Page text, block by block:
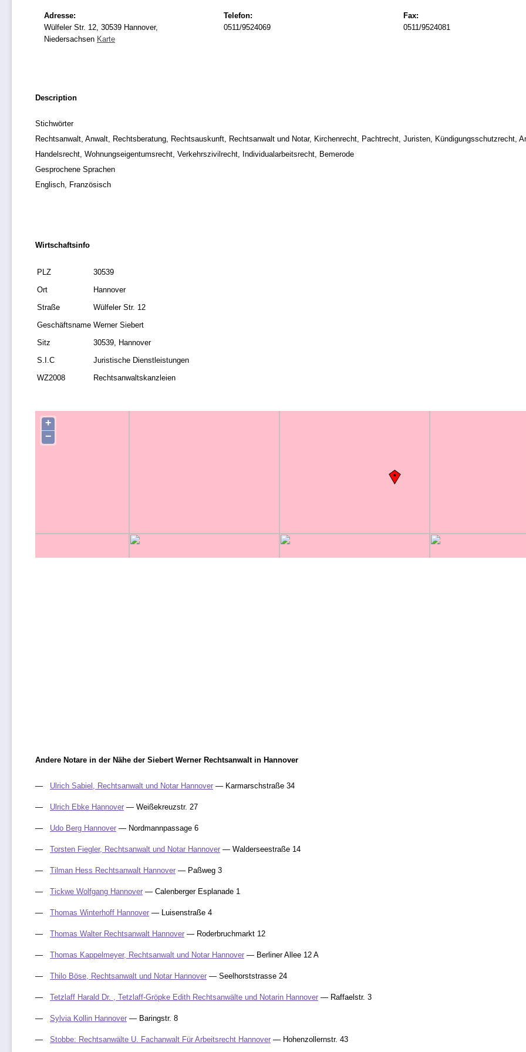
Adresse:
Wülfeler Str. 12, 30539 Hannover,
Niedersachsen Karte
Telefon:
0511/9524069
Fax:
0511/9524081
Description
Stichwörter
Rechtsanwalt, Anwalt, Rechtsberatung, Rechtsauskunft, Rechtsanwalt und Notar, Kirchenrecht, Pachtrecht, Juristen, Kündigungsschutzrecht,
Handelsrecht, Wohnungseigentumsrecht, Verkehrszivilrecht, Individualarbeitsrecht, Bemerode
Gesprochene Sprachen
Englisch, Französisch
Wirtschaftsinfo
PLZ
30539
Ort
Hannover
Straße
Wülfeler Str. 12
Geschäftsname Werner Siebert
Sitz
30539, Hannover
S.I.C
Juristische Dienstleistungen
WZ2008
Rechtsanwaltskanzleien
+
−
Andere Notare in der Nähe der Siebert Werner Rechtsanwalt in Hannover
Ulrich Sabiel, Rechtsanwalt und Notar Hannover — Karmarschstraße 34
Ulrich Ebke Hannover — Weißekreuzstr. 27
Udo Berg Hannover — Nordmannpassage 6
Torsten Fiegler, Rechtsanwalt und Notar Hannover — Walderseestraße 14
Tilman Hess Rechtsanwalt Hannover — Paßweg 3
Tickwe Wolfgang Hannover — Calenberger Esplanade 1
Thomas Winterhoff Hannover — Luisenstraße 4
Thomas Walter Rechtsanwalt Hannover — Roderbruchmarkt 12
Thomas Kappelmeyer, Rechtsanwalt und Notar Hannover — Berliner Allee 12 A
Thilo Böse, Rechtsanwalt und Notar Hannover — Seelhorststrasse 24
Tetzlaff Harald Dr. , Tetzlaff-Gröpke Edith Rechtsanwälte und Notarin Hannover — Raffaelstr. 3
Sylvia Kollin Hannover — Baringstr. 8
Stobbe: Rechtsanwälte U. Fachanwalt Für Arbeitsrecht Hannover — Hohenzollernstr. 43